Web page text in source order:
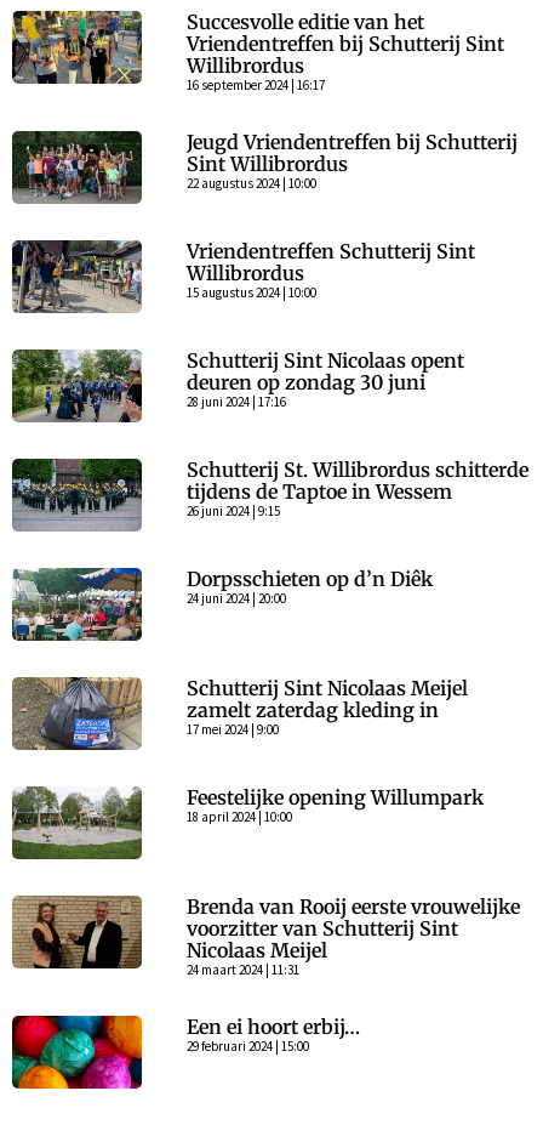
Succesvolle editie van het
Vriendentreffen bij Schutterij Sint
Willibrordus
16 september 2024 | 16:17
Jeugd Vriendentreffen bij Schutterij
Sint Willibrordus
22 augustus 2024 | 10:00
Vriendentreffen Schutterij Sint
Willibrordus
15 augustus 2024 | 10:00
Schutterij Sint Nicolaas opent
deuren op zondag 30 juni
28 juni 2024 | 17:16
Schutterij St. Willibrordus schitterde
tijdens de Taptoe in Wessem
26 juni 2024 | 9:15
Dorpsschieten op d’n Diêk
24 juni 2024 | 20:00
Schutterij Sint Nicolaas Meijel
zamelt zaterdag kleding in
17 mei 2024 | 9:00
Feestelijke opening Willumpark
18 april 2024 | 10:00
Brenda van Rooij eerste vrouwelijke
voorzitter van Schutterij Sint
Nicolaas Meijel
24 maart 2024 | 11:31
Een ei hoort erbij…
29 februari 2024 | 15:00